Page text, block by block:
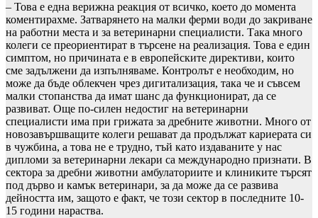
– Това е една верижна реакция от всичко, което до момента
коментирахме. Затварянето на малки ферми води до закриване
на работни места и за ветеринарни специалисти. Така много
колеги се преориентират в търсене на реализация. Това е един
симптом, но причината е в европейските директиви, които
сме задължени да изпълняваме. Контролът е необходим, но
може да бъде облекчен чрез дигитализация, така че и съвсем
малки стопанства да имат шанс да функционират, да се
развиват. Още по-силен недостиг на ветеринарни
специалисти има при грижата за дребните животни. Много от
новозавършващите колеги решават да продължат кариерата си
в чужбина, а това не е трудно, тъй като издаваните у нас
дипломи за ветеринарни лекари са международно признати. В
сектора за дребни животни амбулаториите и клиниките търсят
под дърво и камък ветеринари, за да може да се развива
дейността им, защото е факт, че този сектор в последните 10-
15 години нараства.